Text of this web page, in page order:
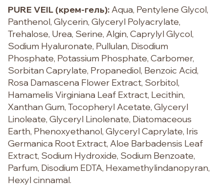
PURE VEIL (крем-гель):Aqua, Pentylene Glycol,
Panthenol, Glycerin, Glyceryl Polyacrylate,
Trehalose, Urea, Serine, Algin, Caprylyl Glycol,
Sodium Hyaluronate, Pullulan, Disodium
Phosphate, Potassium Phosphate, Carbomer,
Sorbitan Caprylate, Propanediol, Benzoic Acid,
Rosa Damascena Flower Extract, Sorbitol,
Hamamelis Virginiana Leaf Extract, Lecithin,
Xanthan Gum, Tocopheryl Acetate, Glyceryl
Linoleate, Glyceryl Linolenate, Diatomaceous
Earth, Phenoxyethanol, Glyceryl Caprylate, Iris
Germanica Root Extract, Aloe Barbadensis Leaf
Extract, Sodium Hydroxide, Sodium Benzoate,
Parfum, Disodium EDTA, Hexamethylindanopyran,
Hexyl cinnamal.